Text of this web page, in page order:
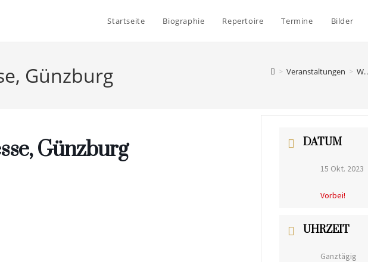
Startseite Biographie Repertoire Termine Bilder
Günzburg > Veranstaltungen > W.
Günzburg DATUM
15 Okt. 2023
Vorbei!
UHRZEIT
Ganztägig